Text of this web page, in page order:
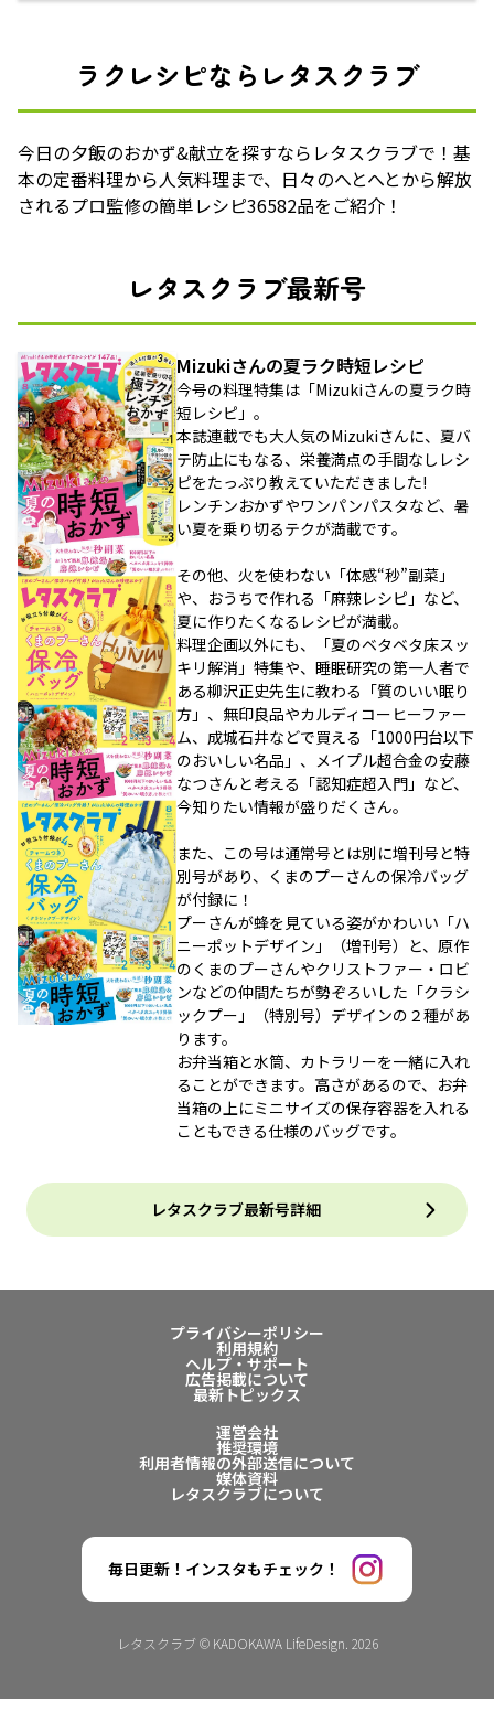
ラクレシピならレタスクラブ
今日の夕飯のおかず&献立を探すならレタスクラブで！基
本の定番料理から人気料理まで、日々のへとへとから解放
されるプロ監修の簡単レシピ36582品をご紹介！
レタスクラブ最新号
Mizukiさんの夏ラク時短レシピ
今号の料理特集は「Mizukiさんの夏ラク時
短レシピ」。
本誌連載でも大人気のMizukiさんに、夏バ
テ防止にもなる、栄養満点の手間なしレシ
ピをたっぷり教えていただきました!
レンチンおかずやワンパンパスタなど、暑
い夏を乗り切るテクが満載です。
その他、火を使わない「体感“秒”副菜」
や、おうちで作れる「麻辣レシピ」など、
夏に作りたくなるレシピが満載。
料理企画以外にも、「夏のベタベタ床スッ
キリ解消」特集や、睡眠研究の第一人者で
ある柳沢正史先生に教わる「質のいい眠り
方」、無印良品やカルディコーヒーファー
ム、成城石井などで買える「1000円台以下
のおいしい名品」、メイプル超合金の安藤
なつさんと考える「認知症超入門」など、
今知りたい情報が盛りだくさん。
また、この号は通常号とは別に増刊号と特
別号があり、くまのプーさんの保冷バッグ
が付録に！
プーさんが蜂を見ている姿がかわいい「ハ
ニーポットデザイン」（増刊号）と、原作
のくまのプーさんやクリストファー・ロビ
ンなどの仲間たちが勢ぞろいした「クラシ
ックプー」（特別号）デザインの２種があ
ります。
お弁当箱と水筒、カトラリーを一緒に入れ
ることができます。高さがあるので、お弁
当箱の上にミニサイズの保存容器を入れる
こともできる仕様のバッグです。
レタスクラブ最新号詳細
プライバシーポリシー
利用規約
ヘルプ・サポート
広告掲載について
最新トピックス
運営会社
推奨環境
利用者情報の外部送信について
媒体資料
レタスクラブについて
毎日更新！インスタもチェック！
レタスクラブ © KADOKAWA LifeDesign. 2026